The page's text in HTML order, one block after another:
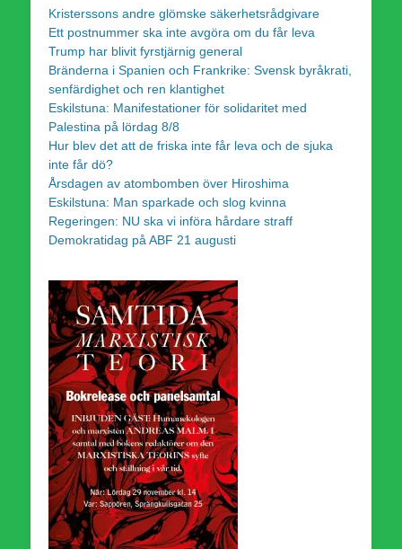
Kristerssons andre glömske säkerhetsrådgivare
Ett postnummer ska inte avgöra om du får leva
Trump har blivit fyrstjärnig general
Bränderna i Spanien och Frankrike: Svensk byråkrati,
senfärdighet och ren klantighet
Eskilstuna: Manifestationer för solidaritet med
Palestina på lördag 8/8
Hur blev det att de friska inte får leva och de sjuka
inte får dö?
Årsdagen av atombomben över Hiroshima
Eskilstuna: Man sparkade och slog kvinna
Regeringen: NU ska vi införa hårdare straff
Demokratidag på ABF 21 augusti